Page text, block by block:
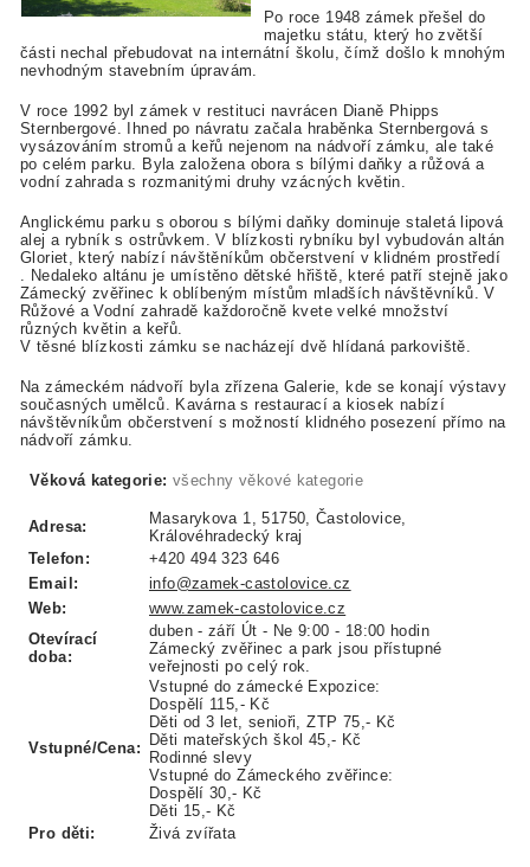
Po roce 1948 zámek přešel do
majetku státu, který ho zvětší
části nechal přebudovat na internátní školu, čímž došlo k mnohým
nevhodným stavebním úpravám.
V roce 1992 byl zámek v restituci navrácen Dianě Phipps
Sternbergové. Ihned po návratu začala hraběnka Sternbergová s
vysázováním stromů a keřů nejenom na nádvoří zámku, ale také
po celém parku. Byla založena obora s bílými daňky a růžová a
vodní zahrada s rozmanitými druhy vzácných květin.
Anglickému parku s oborou s bílými daňky dominuje staletá lipová
alej a rybník s ostrůvkem. V blízkosti rybníku byl vybudován altán
Gloriet, který nabízí návštěníkům občerstvení v klidném prostředí
. Nedaleko altánu je umístěno dětské hřiště, které patří stejně jako
Zámecký zvěřinec k oblíbeným místům mladších návštěvníků. V
Růžové a Vodní zahradě každoročně kvete velké množství
různých květin a keřů.
V těsné blízkosti zámku se nacházejí dvě hlídaná parkoviště.
Na zámeckém nádvoří byla zřízena Galerie, kde se konají výstavy
současných umělců. Kavárna s restaurací a kiosek nabízí
návštěvníkům občerstvení s možností klidného posezení přímo na
nádvoří zámku.
Věková kategorie: všechny věkové kategorie
Adresa:
Masarykova 1, 51750, Častolovice,
Královéhradecký kraj
Telefon:
+420 494 323 646
Email:
info@zamek-castolovice.cz
Web:
www.zamek-castolovice.cz
Otevírací
doba:
duben - září Út - Ne 9:00 - 18:00 hodin
Zámecký zvěřinec a park jsou přístupné
veřejnosti po celý rok.
Vstupné/Cena:
Vstupné do zámecké Expozice:
Dospělí 115,- Kč
Děti od 3 let, senioři, ZTP 75,- Kč
Děti mateřských škol 45,- Kč
Rodinné slevy
Vstupné do Zámeckého zvěřince:
Dospělí 30,- Kč
Děti 15,- Kč
Pro děti:
Živá zvířata